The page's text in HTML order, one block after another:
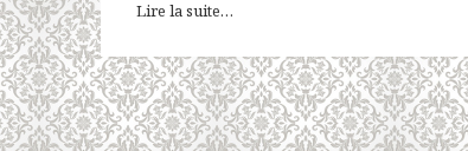
Lire la suite…